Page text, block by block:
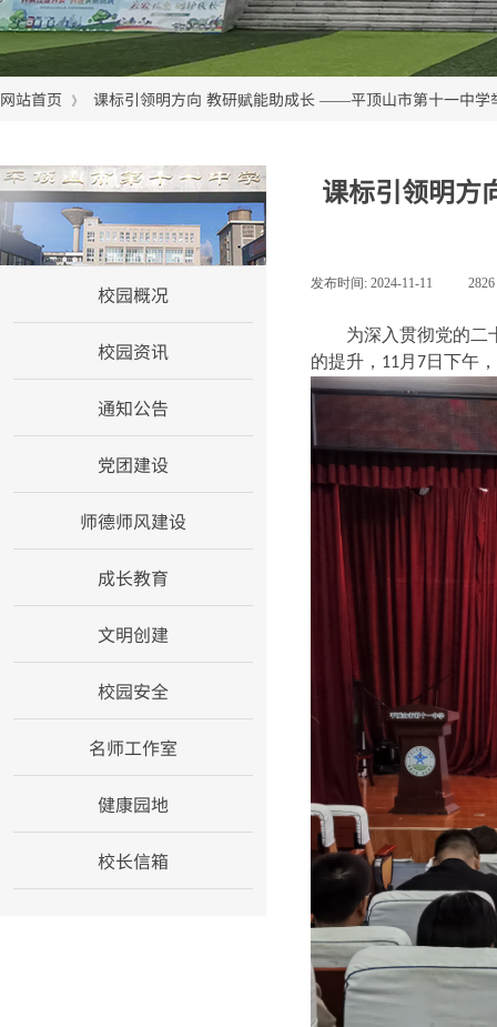
网站首页 》 课标引领明方向 教研赋能助成长 ——平顶山市第十一中
网站首页
校园概况
校园资讯
通知公告
党团建设
师德师风建设
成长教育
文明创建
校园安全
名师工作室
健康园地
校长信箱
课标引领明
发布时间: 2024-11-11 2826
为深入贯彻党的二
的提升， 11月 7日下午